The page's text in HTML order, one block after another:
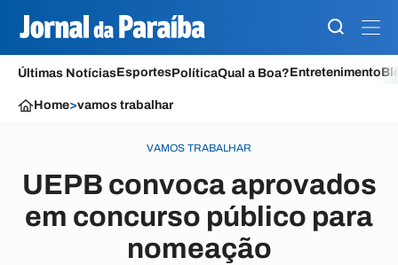
Últimas NotíciasEsportesPolíticaQual a Boa?Entretenimento
Home>vamos trabalhar
VAMOS TRABALHAR
UEPB convoca aprovados
em concurso público para
nomeação